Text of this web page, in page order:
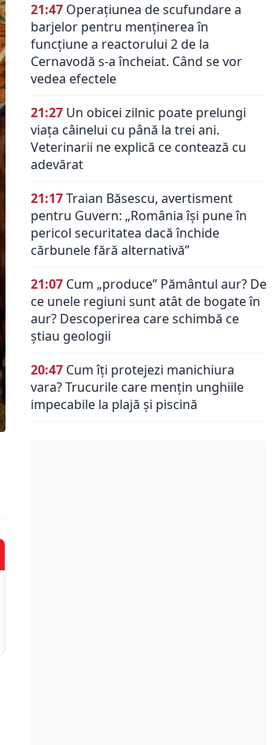
21:47 Operațiunea de scufundare a
barjelor pentru menținerea în
funcțiune a reactorului 2 de la
Cernavodă s-a încheiat. Când se vor
vedea efectele
21:27 Un obicei zilnic poate prelungi
viața câinelui cu până la trei ani.
Veterinarii ne explică ce contează cu
adevărat
21:17Traian Băsescu, avertisment
pentru Guvern: „România își pune în
pericol securitatea dacă închide
cărbunele fără alternativă”
21:07 Cum „produce” Pământul aur? De
ce unele regiuni sunt atât de bogate în
aur? Descoperirea care schimbă ce
știau geologii
20:47 Cum îți protejezi manichiura
vara? Trucurile care mențin unghiile
impecabile la plajă și piscină